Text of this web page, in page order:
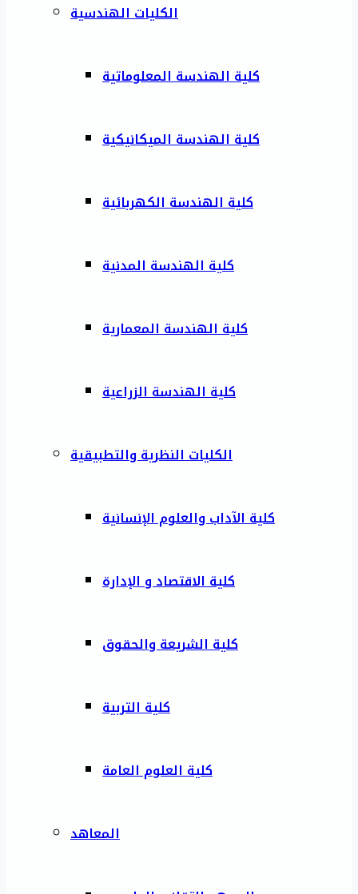
الكليات الهندسية
كلية الهندسة المعلوماتية
كلية الهندسة الميكانيكية
كلية الهندسة الكهربائية
كلية الهندسة المدنية
كلية الهندسة المعمارية
كلية الهندسة الزراعية
الكليات النظرية والتطبيقية
كلية الآداب والعلوم الإنسانية
كلية الاقتصاد و الإدارة
كلية الشريعة والحقوق
كلية التربية
كلية العلوم العامة
المعاهد